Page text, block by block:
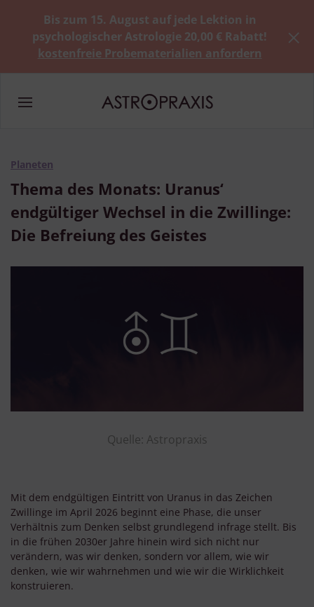
Bis zum 15. August auf jede Lektion in
psychologischer Astrologie 20,00 € Rabatt!
kostenfreie Probematerialien anfordern
Quelle: Astropraxis
Planeten
Thema des Monats: Uranus‘
endgültiger Wechsel in die Zwillinge:
Die Befreiung des Geistes
Mit dem endgültigen Eintritt von Uranus in das Zeichen
Zwillinge im April 2026 beginnt eine Phase, die unser
Verhältnis zum Denken selbst grundlegend infrage stellt. Bis
in die frühen 2030er Jahre hinein wird sich nicht nur
verändern, was wir denken, sondern vor allem, wie wir
denken, wie wir wahrnehmen und wie wir die Wirklichkeit
konstruieren.